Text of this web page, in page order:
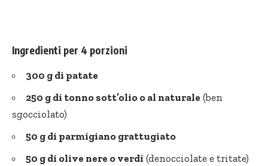
Ingredienti per 4 porzioni
300 g di patate
250 g di tonno sott’olio o al naturale (ben
sgocciolato)
50 g di parmigiano grattugiato
50 g di olive nere o verdi (denocciolate e tritate)